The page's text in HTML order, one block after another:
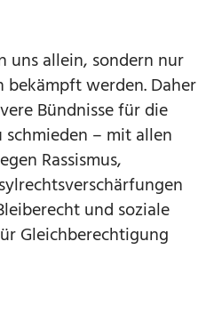
uns allein, sondern nur
bekämpft werden. Daher
Bündnisse für die
– mit allen
Rassismus,
und soziale
Gleichberechtigung